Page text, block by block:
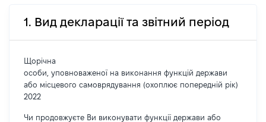
1. Вид декларації та звітний період
Щорічна
особи, уповноваженої на виконання функцій держави
або місцевого самоврядування (охоплює попередній рік)
2022
Чи продовжуєте Ви виконувати функції держави або